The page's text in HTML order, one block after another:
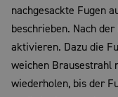
nachgesackte Fugen
beschrieben. Nach
aktivieren. Dazu die
weichen Brausestrahl
wiederholen, bis der